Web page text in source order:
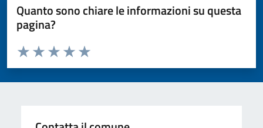
Quanto sono chiare le informazioni su questa
pagina?
Valuta da 1 a 5 stelle la pagina
Valuta 5 stelle su 5
Valuta 4 stelle su 5
Valuta 3 stelle su 5
Valuta 2 stelle su 5
Valuta 1 stelle su 5